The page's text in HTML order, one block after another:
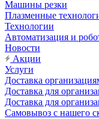
Машины резки
Плазменные
Технологии
Автоматизация и
Новости
Акции
Услуги
Доставка
Доставка для
Доставка для
Самовывоз с нашего